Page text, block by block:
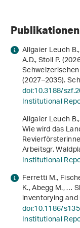
Publikationen
Allgaier Leuch
A.D., Stoll P.
(2027–2035).
doi:10.3188/
Institutional
Allgaier Leuch
Wie wird das
Arbeitsgr.
Institutional
Ferretti M.,
K., Abegg M., …
inventorying
doi:10.1186/
Institutional